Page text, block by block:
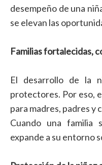
desempeño de una
se elevan las
Familias fortalecidas,
El desarrollo de la
protectores. Por eso,
para madres, padres y
Cuando una familia
expande a su entorno